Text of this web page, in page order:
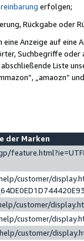
erfolgen;
Rückgabe oder
Anzeige auf
Suchbegriffe
Liste
„amaozn“
der Marken
customer/
customer/
customer/
customer/